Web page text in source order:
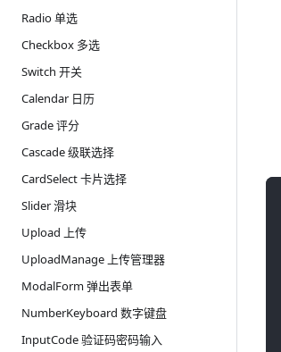
Radio 单选
Checkbox 多选
Switch 开关
Calendar 日历
Grade 评分
Cascade 级联选择
CardSelect 卡片选择
Slider 滑块
Upload 上传
UploadManage 上传管理器
ModalForm 弹出表单
NumberKeyboard 数字键盘
InputCode 验证码密码输入